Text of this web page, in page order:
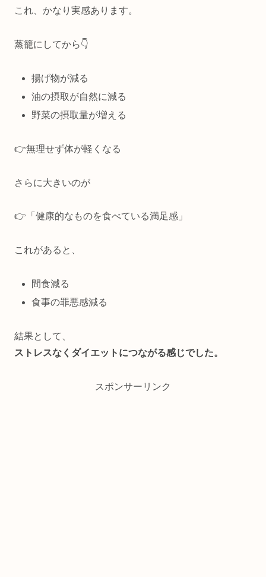
これ、かなり実感あります。
蒸籠にしてから👇
揚げ物が減る
油の摂取が自然に減る
野菜の摂取量が増える
👉無理せず体が軽くなる
さらに大きいのが
👉「健康的なものを食べている満足感」
これがあると、
間食減る
食事の罪悪感減る
結果として、
ストレスなくダイエットにつながる感じでした。
スポンサーリンク